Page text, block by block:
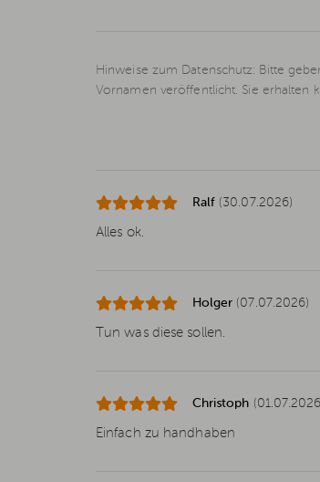
Hinweise zum Datenschutz: Bitte
Vornamen veröffentlicht. Sie erhalten
Ralf (30.07.2026)
Alles ok.
Holger (07.07.2026)
Tun was diese sollen.
Christoph
Einfach zu handhaben